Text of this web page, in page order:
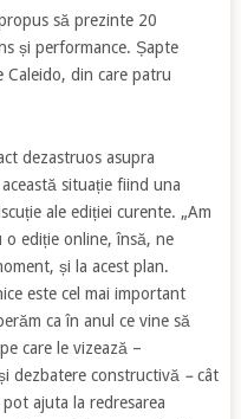
să prezinte 20
și performance. Șapte
din care patru
dezastruos asupra
situație fiind una
ale ediției curente. „Am
ediție online, însă, ne
și la acest plan.
este cel mai important
ca în anul ce vine să
care le vizează –
dezbatere constructivă –cât
ajuta la redresarea